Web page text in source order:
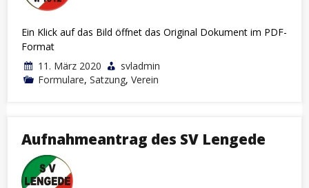
Ein Klick auf das Bild öffnet das Original Dokument im PDF-
Format
11. März 2020
svladmin
Formulare, Satzung, Verein
Aufnahmeantrag des SV Lengede